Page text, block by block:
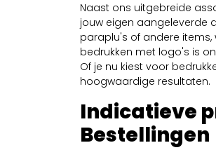
Naast ons uitgebreide
jouw eigen aangeleverde
paraplu's of andere items,
bedrukken met logo's is
Of je nu kiest voor
hoogwaardige resultaten.
Indicatieve
Bestellingen